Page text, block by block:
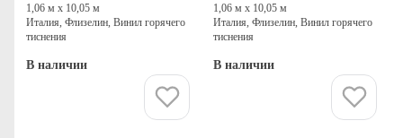
1,06 м х 10,05 м
Италия, Флизелин, Винил горячего
тиснения
В наличии
1,06 м х 10,05 м
Италия, Флизелин, Винил горячего
тиснения
В наличии